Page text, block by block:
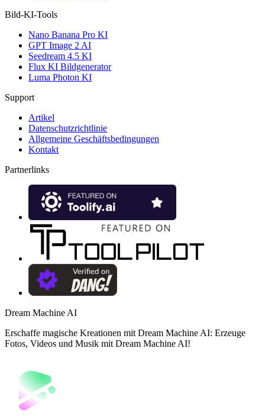
Bild-KI-Tools
Nano Banana Pro KI
GPT Image 2 AI
Seedream 4.5 KI
Flux KI Bildgenerator
Luma Photon KI
Support
Artikel
Datenschutzrichtlinie
Allgemeine Geschäftsbedingungen
Kontakt
Partnerlinks
Dream Machine AI
Erschaffe magische Kreationen mit Dream Machine AI: Erzeuge
Fotos, Videos und Musik mit Dream Machine AI!